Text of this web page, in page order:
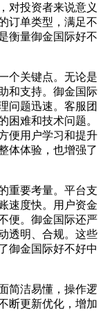
对投资者来说意义
订单类型，满足不
衡量御金国际好不
个关键点。无论是
和支持。御金国际
问题迅速。客服团
困难和技术问题。
便用户学习和提升
体体验，也增强了
重要考量。平台支
速度快。用户资金
便。御金国际还严
透明、合规。这些
御金国际好不好中
简洁易懂，操作逻
断更新优化，增加